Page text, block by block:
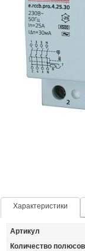
Характеристики
Артикул
Количество полюсов